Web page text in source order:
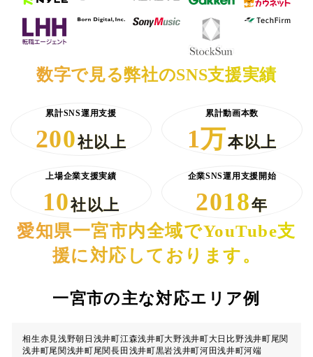
数字で見る弊社のSNS支援実績
累計SNS運用支援
200社以上
累計動画本数
1万本以上
上場企業支援実績
10社以上
企業SNS運用支援開始
2018年
愛知県一宮市内全域でYouTube支
援に対応しております。
一宮市の主な対応エリア例
相生赤見浅野朝日 浅井町江森浅井町大野浅井町大日比野浅井町尾関
浅井町尾関浅井町尾関長田 浅井町黒岩浅井町河田浅井町河端